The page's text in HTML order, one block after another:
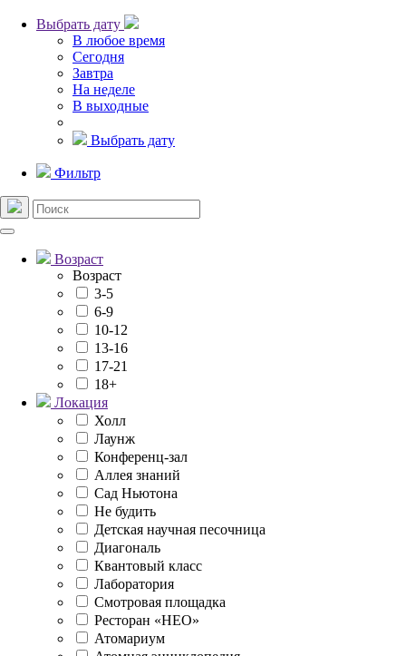
Выбрать дату
В любое время
Сегодня
Завтра
На неделе
В выходные
Выбрать дату
Фильтр
Возраст
Возраст
3-5
6-9
10-12
13-16
17-21
18+
Локация
Холл
Лаунж
Конференц-зал
Аллея знаний
Сад Ньютона
Не будить
Детская научная песочница
Диагональ
Квантовый класс
Лаборатория
Смотровая площадка
Ресторан «НЕО»
Атомариум